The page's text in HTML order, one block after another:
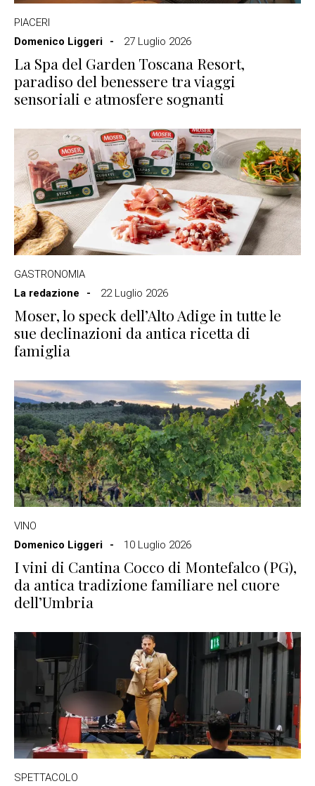
PIACERI
Domenico Liggeri
27 Luglio 2026
La Spa del Garden Toscana Resort,
paradiso del benessere tra viaggi
sensoriali e atmosfere sognanti
GASTRONOMIA
La redazione
22 Luglio 2026
Moser, lo speck dell’Alto Adige in tutte le
sue declinazioni da antica ricetta di
famiglia
VINO
Domenico Liggeri
10 Luglio 2026
I vini di Cantina Cocco di Montefalco (PG),
da antica tradizione familiare nel cuore
dell’Umbria
SPETTACOLO